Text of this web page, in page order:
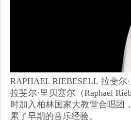
RAPHAEL RIEBESELL 拉斐尔
拉斐尔·里贝塞尔（Raphael
时加入柏林国家大教堂合唱团
累了早期的音乐经验。